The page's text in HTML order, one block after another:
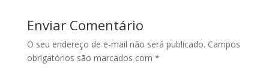
Enviar Comentário
O seu endereço de e-mail não será publicado. Campos
obrigatórios são marcados com *